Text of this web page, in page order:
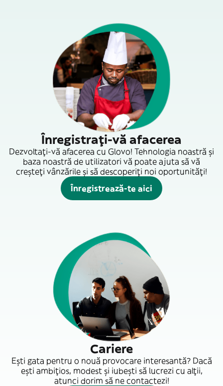
Înregistrați-vă afacerea
Dezvoltați-vă afacerea cu Glovo! Tehnologia noastră și
baza noastră de utilizatori vă poate ajuta să vă
creșteți vânzările și să descoperiți noi oportunități!
Înregistrează-te aici
Cariere
Ești gata pentru o nouă provocare interesantă? Dacă
ești ambițios, modest și iubești să lucrezi cu alții,
atunci dorim să ne contactezi!